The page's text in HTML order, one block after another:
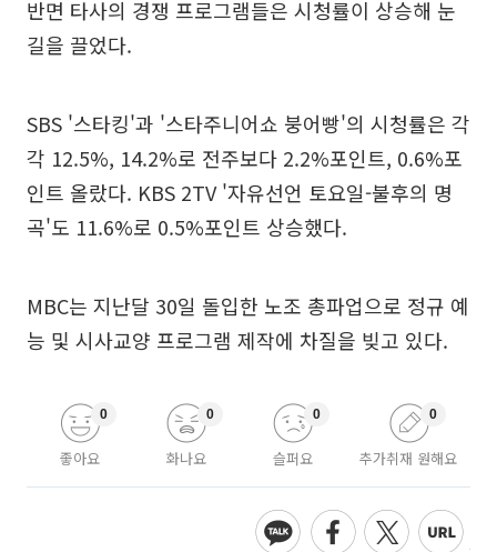
반면 타사의 경쟁 프로그램들은 시청률이 상승해 눈
길을 끌었다.
SBS '스타킹'과 '스타주니어쇼 붕어빵'의 시청률은 각
각 12.5%, 14.2%로 전주보다 2.2%포인트, 0.6%포
인트 올랐다. KBS 2TV '자유선언 토요일-불후의 명
곡'도 11.6%로 0.5%포인트 상승했다.
MBC는 지난달 30일 돌입한 노조 총파업으로 정규 예
능 및 시사교양 프로그램 제작에 차질을 빚고 있다.
좋아요
0
화나요
0
슬퍼요
0
추가취재 원해요
0